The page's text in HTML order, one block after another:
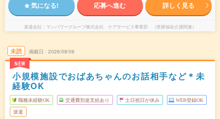
気になる! 応募へ進む 詳しく見る
派遣会社 マンパワーグループ株式会社 ケアサービス事業部 （医療福祉介護関連）
未読
NEW
掲載日 2026/08/06
小規模施設でおばあちゃんのお話相手など＊未
経験OK
職種未経験OK 交通費別途支給あり 土日祝日が休み WEB登録OK
派遣